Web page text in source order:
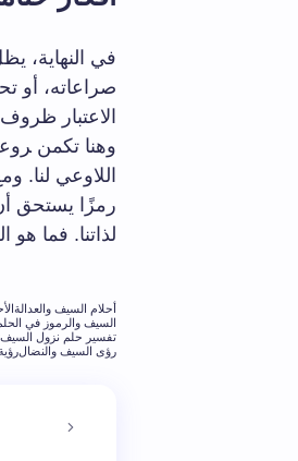
في النهاية،
صراعاته، أو
الاعتبار
وهنا تكمن
اللاوعي ⁢لنا.
رمزًا‍ يستحق
لذاتنا.‌ فما
أحلام السيف والعدالة
السيف والرموز في
تفسير حلم نزول السيف
رؤى السيف والنضال